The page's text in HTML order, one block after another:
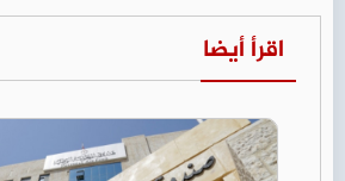
اقرأ أيضا